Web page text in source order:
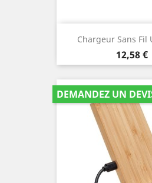
Chargeur Sans Fil
Prix
12,58 €
DEMANDEZ UN